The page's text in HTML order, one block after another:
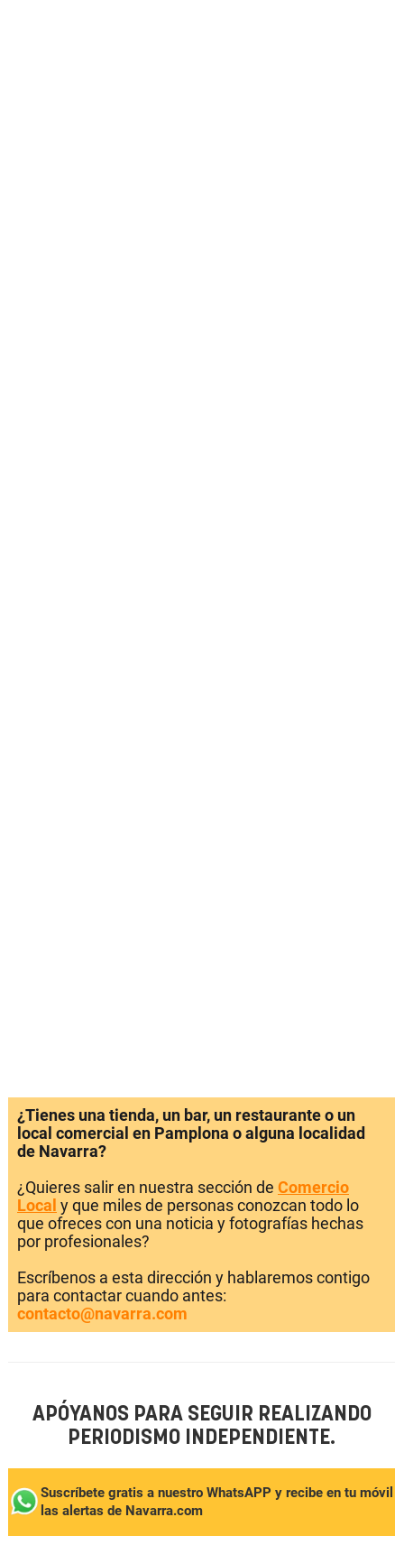
¿Tienes una tienda, un bar, un restaurante o un
local comercial en Pamplona o alguna localidad
de Navarra?
¿Quieres salir en nuestra sección de Comercio
Local y que miles de personas conozcan todo lo
que ofreces con una noticia y fotografías hechas
por profesionales?
Escríbenos a esta dirección y hablaremos contigo
para contactar cuando antes:
contacto@navarra.com
APÓYANOS PARA SEGUIR REALIZANDO
PERIODISMO INDEPENDIENTE.
Suscríbete gratis a nuestro WhatsAPP y recibe en tu móvil
las alertas de Navarra.com